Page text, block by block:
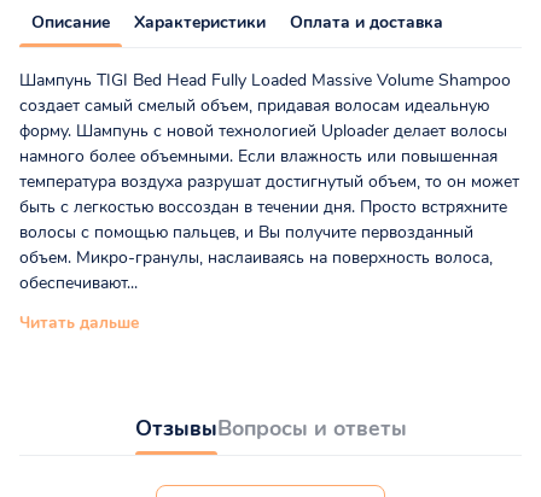
Описание Характеристики Оплата и доставка
Шампунь TIGI Bed Head Fully Loaded Massive Volume Shampoo
создает самый смелый объем, придавая волосам идеальную
форму. Шампунь с новой технологией Uploader делает волосы
намного более объемными. Если влажность или повышенная
температура воздуха разрушат достигнутый объем, то он может
быть с легкостью воссоздан в течении дня. Просто встряхните
волосы с помощью пальцев, и Вы получите первозданный
объем. Микро-гранулы, наслаиваясь на поверхность волоса,
обеспечивают...
Читать дальше
ОтзывыВопросы и ответы